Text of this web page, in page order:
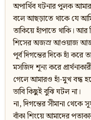
অপার্থিব ঘটনার পুলক
বলে আছড়াতে থাকে যে
তাকিয়ে হাঁপাতে থাকি।
শিসের অজস্র আওয়াজ
পূর্ব দিগন্তের দিকে হাঁ করে
মসজিদ শূন্য করে
গেলে আমারও হাঁ-মুখ বন্ধ
ভাবি কিছুই বুঝি ঘটল না।
না, দিগন্তের সীমানা থেকে
বাঁকা শিংয়ে আমাদের